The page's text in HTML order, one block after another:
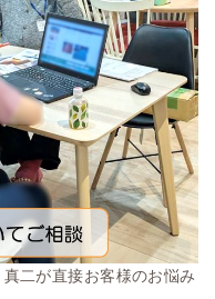
二が直接お客様のお悩み